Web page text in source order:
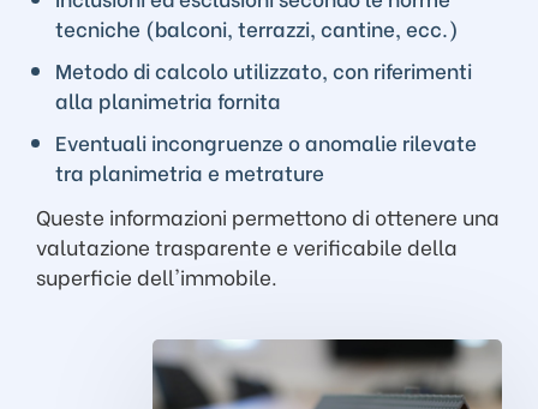
tecniche (balconi, terrazzi, cantine, ecc.)
Metodo di calcolo utilizzato, con riferimenti
alla planimetria fornita
Eventuali incongruenze o anomalie rilevate
tra planimetria e metrature
Queste informazioni permettono di ottenere una
valutazione trasparente e verificabile della
superficie dell'immobile.